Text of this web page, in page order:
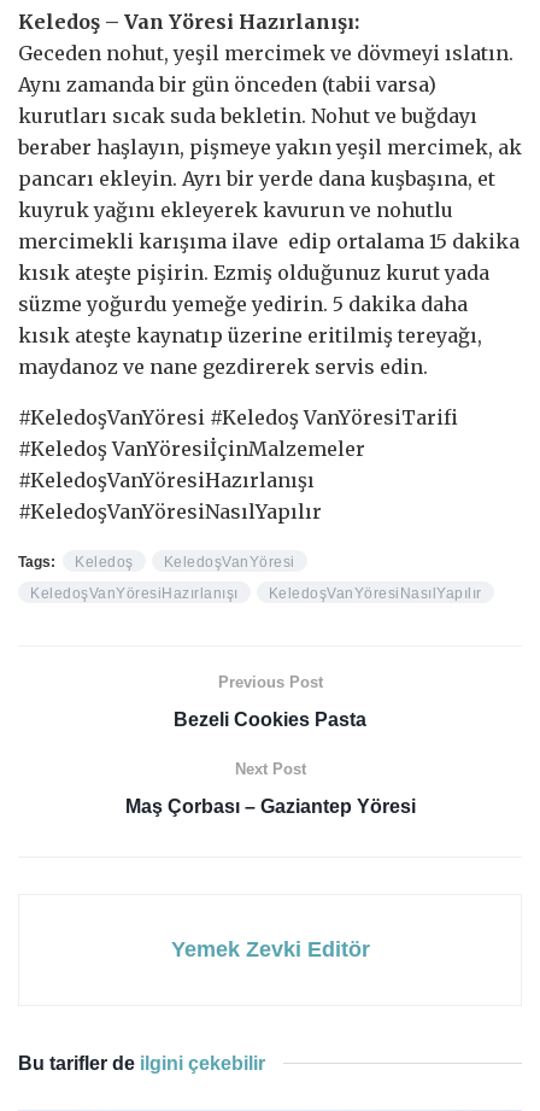
Keledoş – Van Yöresi Hazırlanışı:
Geceden nohut, yeşil mercimek ve dövmeyi ıslatın.
Aynı zamanda bir gün önceden (tabii varsa)
kurutları sıcak suda bekletin. Nohut ve buğdayı
beraber haşlayın, pişmeye yakın yeşil mercimek, ak
pancarı ekleyin. Ayrı bir yerde dana kuşbaşına, et
kuyruk yağını ekleyerek kavurun ve nohutlu
mercimekli karışıma ilave edip ortalama 15 dakika
kısık ateşte pişirin. Ezmiş olduğunuz kurut yada
süzme yoğurdu yemeğe yedirin. 5 dakika daha
kısık ateşte kaynatıp üzerine eritilmiş tereyağı,
maydanoz ve nane gezdirerek servis edin.
#KeledoşVanYöresi #Keledoş VanYöresiTarifi
#Keledoş VanYöresiİçinMalzemeler
#KeledoşVanYöresiHazırlanışı
#KeledoşVanYöresiNasılYapılır
Tags: Keledoş
KeledoşVanYöresi
KeledoşVanYöresiHazırlanışı
KeledoşVanYöresiNasılYapılır
Previous Post
Bezeli Cookies Pasta
Next Post
Maş Çorbası – Gaziantep Yöresi
Yemek Zevki Editör
Bu tarifler de ilgini çekebilir